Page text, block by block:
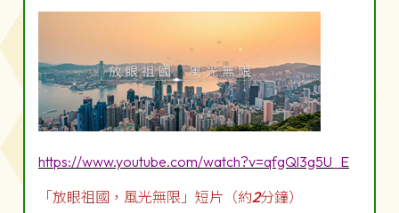
https://www.youtube.com/watch?v=qfgQl3g5U_E
「放眼祖國，風光無限」短片（約2分鐘）